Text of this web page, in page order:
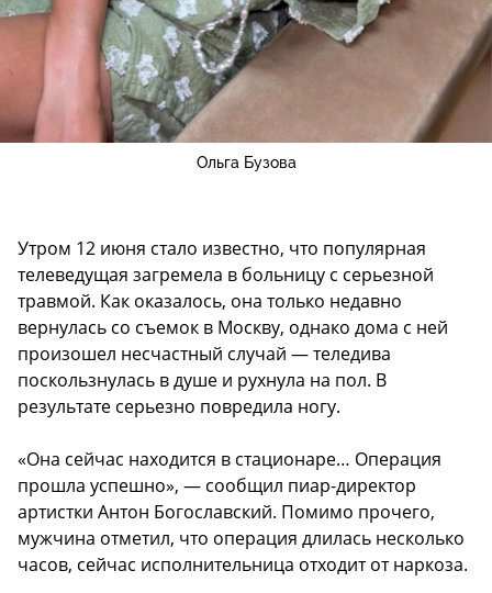
Ольга Бузова
Утром 12 июня стало известно, что популярная
телеведущая загремела в больницу с серьезной
травмой. Как оказалось, она только недавно
вернулась со съемок в Москву, однако дома с ней
произошел несчастный случай — теледива
поскользнулась в душе и рухнула на пол. В
результате серьезно повредила ногу.
«Она сейчас находится в стационаре… Операция
прошла успешно», — сообщил пиар-директор
артистки Антон Богославский. Помимо прочего,
мужчина отметил, что операция длилась несколько
часов, сейчас исполнительница отходит от наркоза.